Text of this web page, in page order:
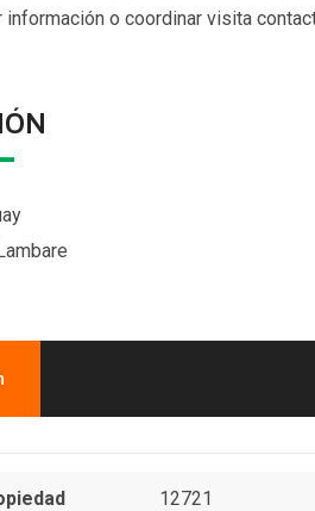
información o coordinar visita
12721